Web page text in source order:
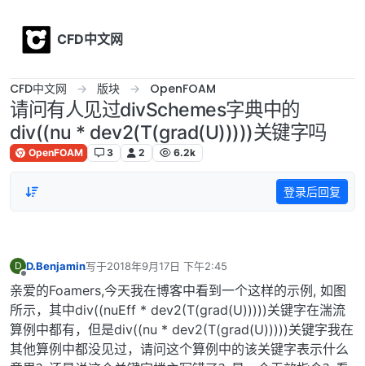
CFD中文网
CFD中文网 版块 OpenFOAM
请问有人见过divSchemes字典中的
div((nu * dev2(T(grad(U)))))关键字吗
OpenFOAM 3 2 6.2k
登录后回复
D
离线
D.Benjamin写于2018年9月17日 下午2:45
最后由 编辑
亲爱的Foamers,今天我在博客中看到一个这样的示例, 如图
所示，其中div((nuEff * dev2(T(grad(U)))))关键字在湍流
算例中都有，但是div((nu * dev2(T(grad(U)))))关键字我在
其他算例中都没见过，请问这个算例中的该关键字表示什么